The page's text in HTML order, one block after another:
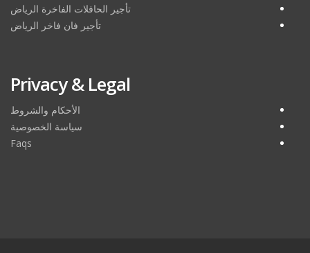
تأجير الحافلات الفاخرة الرياض
تأجير فان فاخر الرياض
Privacy & Legal
الأحكام والشروط
سياسة الخصوصية
Faqs